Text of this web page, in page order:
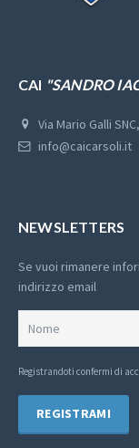
CAI "SANDRO
Via Mario Galli
info@caicarsoli.it
NEWSLETTERS
Se vuoi rimanere
indirizzo email
Registrandoti confermi di